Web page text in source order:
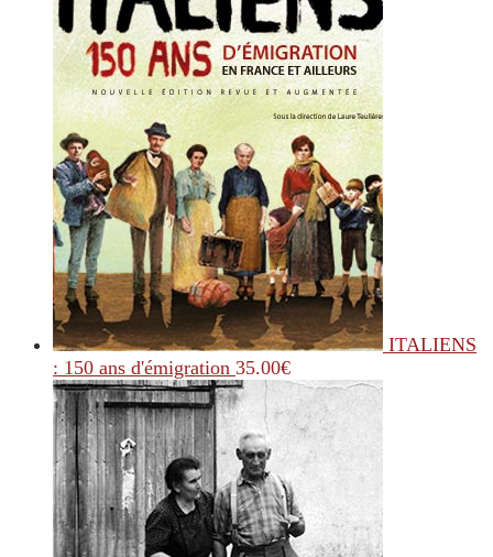
ITALIENS
: 150 ans d'émigration 35.00€